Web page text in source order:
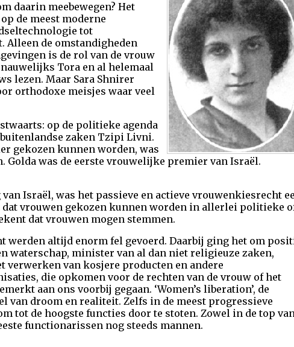
daarin meebewegen? Het
de meest moderne
tot
Alleen de omstandigheden
is de rol van de vrouw
Tora en al helemaal
lezen. Maar Sara Shnirer
orthodoxe meisjes waar veel
op de politieke agenda
zaken Tzipi Livni.
gekozen kunnen worden, was
Golda was de eerste vrouwelijke premier van Israël.
Israël, was het passieve en actieve vrouwenkiesrecht
vrouwen gekozen kunnen worden in allerlei politieke
dat vrouwen mogen stemmen.
werden altijd enorm fel gevoerd. Daarbij ging het om
waterschap, minister van al dan niet religieuze zaken,
verwerken van kosjere producten en andere
die opkomen voor de rechten van de vrouw of het
aan ons voorbij gegaan. ‘Women’s liberation’, de
van droom en realiteit. Zelfs in de meest progressieve
tot de hoogste functies door te stoten. Zowel in de top
functionarissen nog steeds mannen.